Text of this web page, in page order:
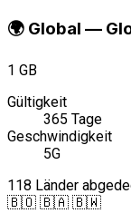
🌍 Global —
1 GB
Gültigkeit
365 Tage
Geschwindigkeit
5G
118 Länder
🇧🇴 🇧🇦 🇧🇼